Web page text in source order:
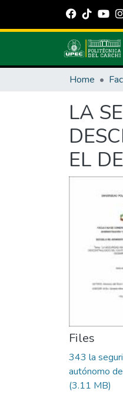
Home
LA
EL
Files
343 la
autónomo
(3.11 MB)